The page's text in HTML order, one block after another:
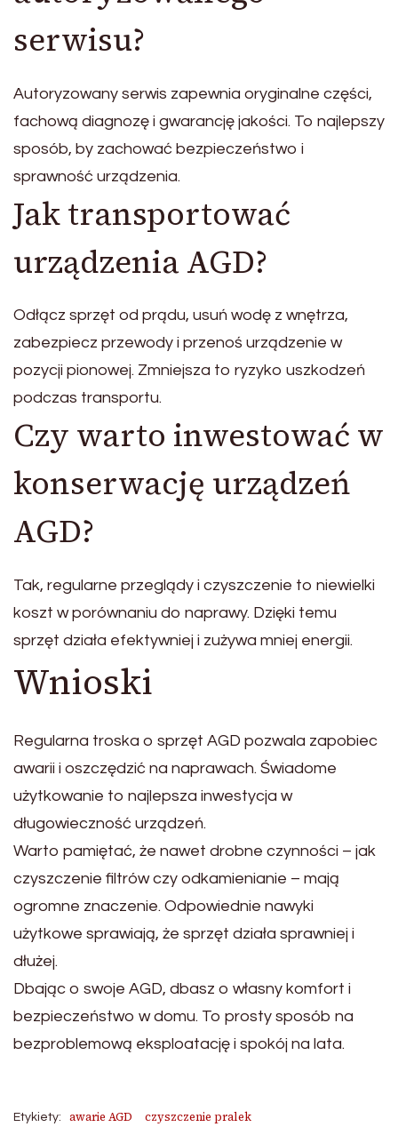
serwisu?
Autoryzowany serwis zapewnia oryginalne części,
fachową diagnozę i gwarancję jakości. To najlepszy
sposób, by zachować bezpieczeństwo i
sprawność urządzenia.
Jak transportować
urządzenia AGD?
Odłącz sprzęt od prądu, usuń wodę z wnętrza,
zabezpiecz przewody i przenoś urządzenie w
pozycji pionowej. Zmniejsza to ryzyko uszkodzeń
podczas transportu.
Czy warto inwestować w
konserwację urządzeń
AGD?
Tak, regularne przeglądy i czyszczenie to niewielki
koszt w porównaniu do naprawy. Dzięki temu
sprzęt działa efektywniej i zużywa mniej energii.
Wnioski
Regularna troska o sprzęt AGD pozwala zapobiec
awarii i oszczędzić na naprawach. Świadome
użytkowanie to najlepsza inwestycja w
długowieczność urządzeń.
Warto pamiętać, że nawet drobne czynności – jak
czyszczenie filtrów czy odkamienianie – mają
ogromne znaczenie. Odpowiednie nawyki
użytkowe sprawiają, że sprzęt działa sprawniej i
dłużej.
Dbając o swoje AGD, dbasz o własny komfort i
bezpieczeństwo w domu. To prosty sposób na
bezproblemową eksploatację i spokój na lata.
Etykiety: awarie AGD
czyszczenie pralek